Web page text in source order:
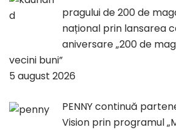
pragului de 200 de
național prin lansarea
aniversare „200 de
vecini buni”
5 august 2026
PENNY continuă
Vision prin programul